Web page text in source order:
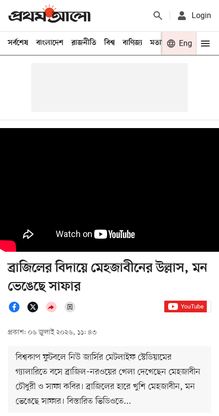
Login
সর্বশেষ বাংলাদেশ রাজনীতি বিশ্ব বাণিজ্য মতামত খেলা
Eng
ব্রাজিলের বিদায়ে মেহজাবীনের উল্লাস, মন
ভেঙেছে সাফার
প্রকাশ: ০৬ জুলাই ২০২৬, ১১: ৪৩
বিশ্বকাপ ফুটবলে নিউ জার্সির মেটলাইফ স্টেডিয়ামের
গ্যালারিতে বসে ব্রাজিল–নরওয়ের খেলা দেখেছেন মেহজাবীন
চৌধুরী ও সাফা কবির। ব্রাজিলের হারে খুশি মেহজাবীন, মন
ভেঙেছে সাফার। বিস্তারিত ভিডিওতে...